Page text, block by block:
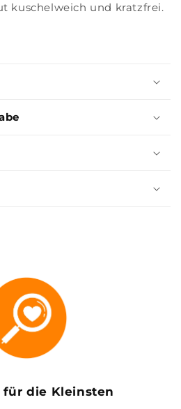
kuschelweich und kratzfrei.
für die Kleinsten